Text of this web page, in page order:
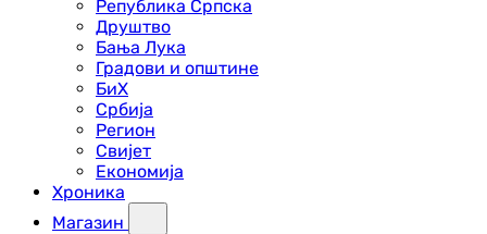
Република Српска
Друштво
Бања Лука
Градови и општине
БиХ
Србија
Регион
Свијет
Економија
Хроника
Магазин